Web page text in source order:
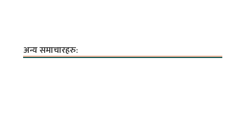
अन्य समाचारहरु: